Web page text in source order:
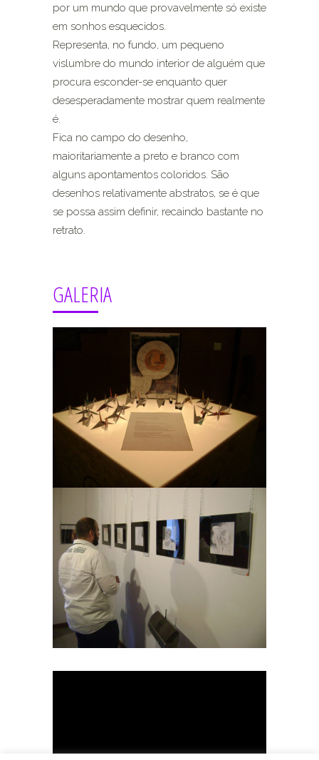
por um mundo que provavelmente só existe
em sonhos esquecidos.
Representa, no fundo, um pequeno
vislumbre do mundo interior de alguém que
procura esconder-se enquanto quer
desesperadamente mostrar quem realmente
é.
Fica no campo do desenho,
maioritariamente a preto e branco com
alguns apontamentos coloridos. São
desenhos relativamente abstratos, se é que
se possa assim definir, recaindo bastante no
retrato.
GALERIA